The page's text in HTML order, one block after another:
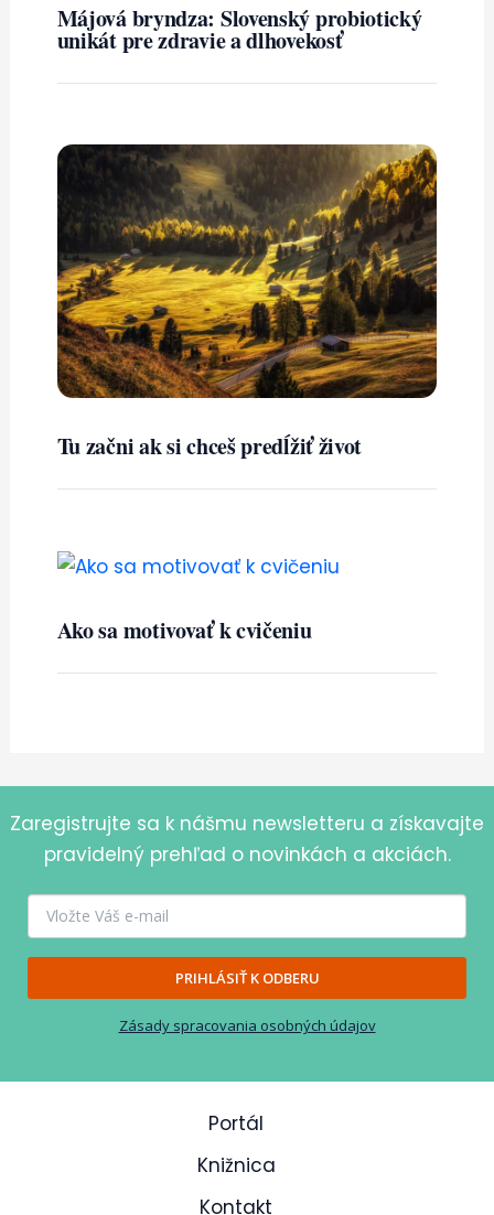
Májová bryndza: Slovenský probiotický
unikát pre zdravie a dlhovekosť
Tu začni ak si chceš predĺžiť život
Ako sa motivovať k cvičeniu
Zaregistrujte sa k nášmu newsletteru a získavajte
pravidelný prehľad o novinkách a akciách.
PRIHLÁSIŤ K ODBERU
Zásady spracovania osobných údajov
Portál
Knižnica
Kontakt